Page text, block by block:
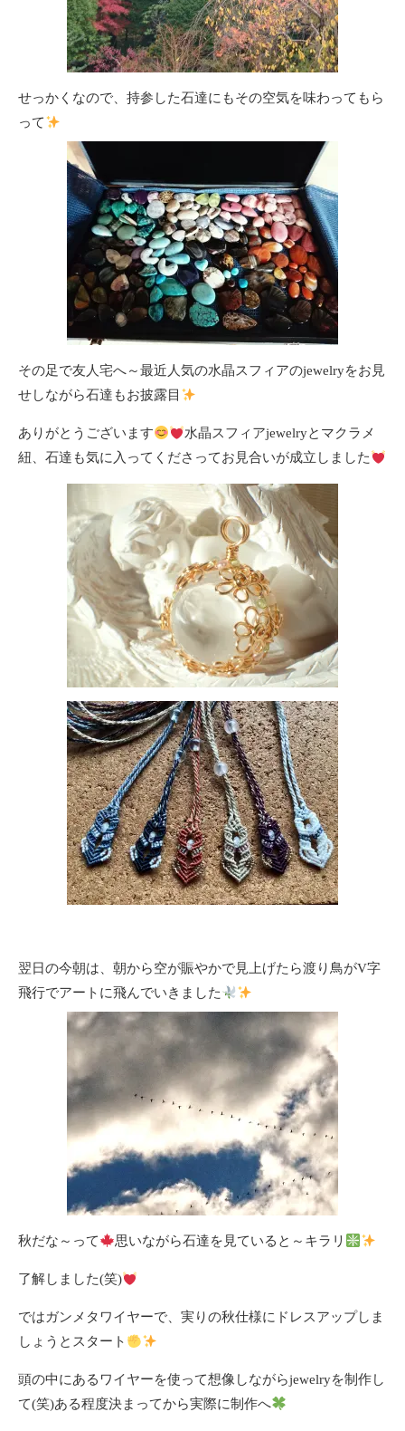
せっかくなので、持参した石達にもその空気を味わってもら
って
その足で友人宅へ～最近人気の水晶スフィアのjewelryをお見
せしながら石達もお披露目
ありがとうございます
水晶スフィアjewelryとマクラメ
紐、石達も気に入ってくださってお見合いが成立しました
翌日の今朝は、朝から空が賑やかで見上げたら渡り鳥がV字
飛行でアートに飛んでいきました
秋だな～って 思いながら石達を見ていると～キラリ
了解しました(笑)
ではガンメタワイヤーで、実りの秋仕様にドレスアップしま
しょうとスタート
頭の中にあるワイヤーを使って想像しながらjewelryを制作し
て(笑)ある程度決まってから実際に制作へ